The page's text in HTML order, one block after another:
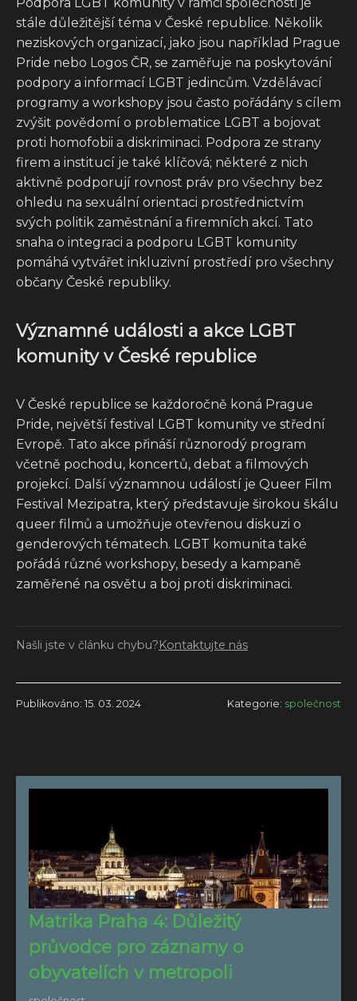
stále důležitější téma v České republice. Několik
neziskových organizací, jako jsou například Prague
Pride nebo Logos ČR, se zaměřuje na poskytování
podpory a informací LGBT jedincům. Vzdělávací
programy a workshopy jsou často pořádány s cílem
zvýšit povědomí o problematice LGBT a bojovat
proti homofobii a diskriminaci. Podpora ze strany
firem a institucí je také klíčová; některé z nich
aktivně podporují rovnost práv pro všechny bez
ohledu na sexuální orientaci prostřednictvím
svých politik zaměstnání a firemních akcí. Tato
snaha o integraci a podporu LGBT komunity
pomáhá vytvářet inkluzivní prostředí pro všechny
občany České republiky.
Významné události a akce LGBT
komunity v České republice
V České republice se každoročně koná Prague
Pride, největší festival LGBT komunity ve střední
Evropě. Tato akce přináší různorodý program
včetně pochodu, koncertů, debat a filmových
projekcí. Další významnou událostí je Queer Film
Festival Mezipatra, který představuje širokou škálu
queer filmů a umožňuje otevřenou diskuzi o
genderových tématech. LGBT komunita také
pořádá různé workshopy, besedy a kampaně
zaměřené na osvětu a boj proti diskriminaci.
Našli jste v článku chybu?Kontaktujte nás
Publikováno: 15. 03. 2024 Kategorie: společnost
Matrika Praha 4: Důležitý
průvodce pro záznamy o
obyvatelích v metropoli